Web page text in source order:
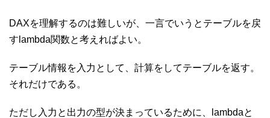
DAXを理解するのは難しいが、一言でいうとテーブルを戻
すlambda関数と考えればよい。
テーブル情報を入力として、計算をしてテーブルを返す。
それだけである。
ただし入力と出力の型が決まっているために、lambdaと